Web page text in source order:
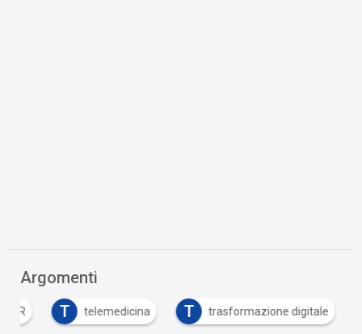
Argomenti
T telemedicina T trasformazione digitale